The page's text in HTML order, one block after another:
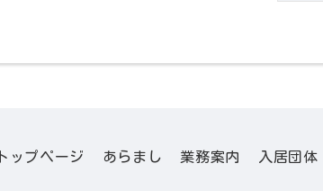
トップページ あらまし 業務案内 入居団体